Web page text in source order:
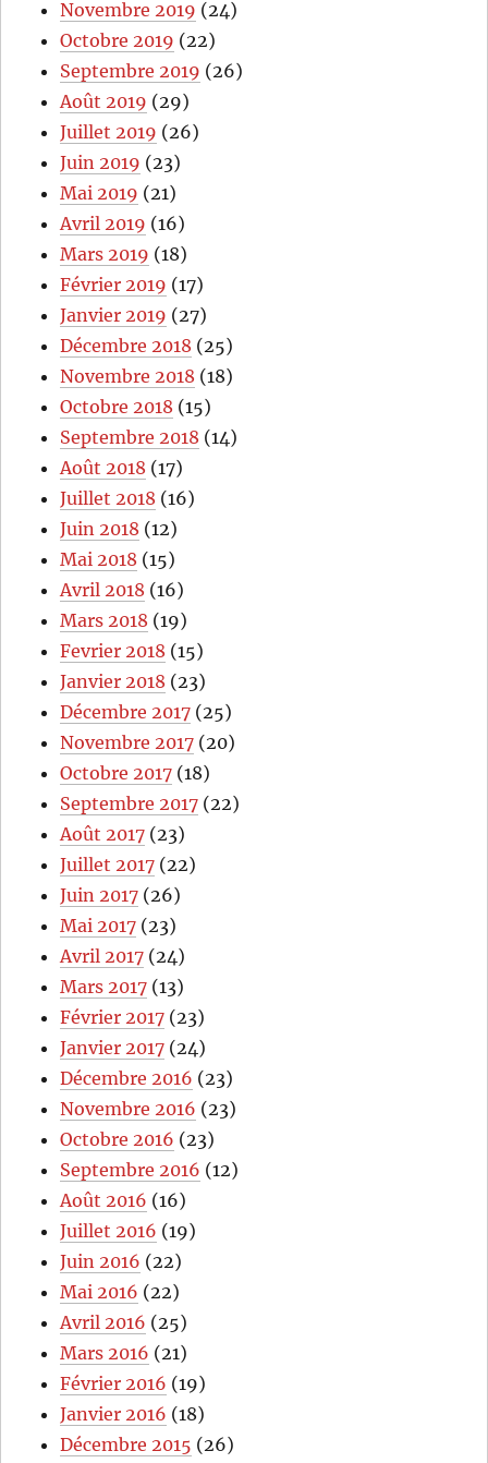
Novembre 2019 (24)
Octobre 2019 (22)
Septembre 2019 (26)
Août 2019 (29)
Juillet 2019 (26)
Juin 2019 (23)
Mai 2019 (21)
Avril 2019 (16)
Mars 2019 (18)
Février 2019 (17)
Janvier 2019 (27)
Décembre 2018 (25)
Novembre 2018 (18)
Octobre 2018 (15)
Septembre 2018 (14)
Août 2018 (17)
Juillet 2018 (16)
Juin 2018 (12)
Mai 2018 (15)
Avril 2018 (16)
Mars 2018 (19)
Fevrier 2018 (15)
Janvier 2018 (23)
Décembre 2017 (25)
Novembre 2017 (20)
Octobre 2017 (18)
Septembre 2017 (22)
Août 2017 (23)
Juillet 2017 (22)
Juin 2017 (26)
Mai 2017 (23)
Avril 2017 (24)
Mars 2017 (13)
Février 2017 (23)
Janvier 2017 (24)
Décembre 2016 (23)
Novembre 2016 (23)
Octobre 2016 (23)
Septembre 2016 (12)
Août 2016 (16)
Juillet 2016 (19)
Juin 2016 (22)
Mai 2016 (22)
Avril 2016 (25)
Mars 2016 (21)
Février 2016 (19)
Janvier 2016 (18)
Décembre 2015 (26)